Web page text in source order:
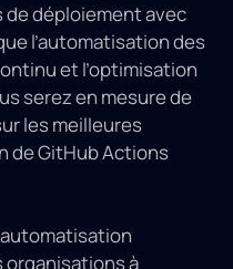
déploiement avec
l’automatisation des
et l’optimisation
serez en mesure de
les meilleures
de GitHub Actions
organisations à